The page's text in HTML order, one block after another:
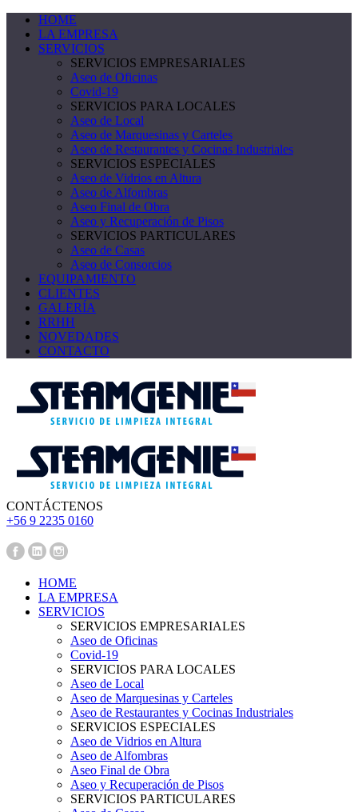
HOME
LA EMPRESA
SERVICIOS
SERVICIOS EMPRESARIALES
Aseo de Oficinas
Covid-19
SERVICIOS PARA LOCALES
Aseo de Local
Aseo de Marquesinas y Carteles
Aseo de Restaurantes y Cocinas Industriales
SERVICIOS ESPECIALES
Aseo de Vidrios en Altura
Aseo de Alfombras
Aseo Final de Obra
Aseo y Recuperación de Pisos
SERVICIOS PARTICULARES
Aseo de Casas
Aseo de Consorcios
EQUIPAMIENTO
CLIENTES
GALERÍA
RRHH
NOVEDADES
CONTACTO
CONTÁCTENOS
‪+56 9 2235 0160‬
HOME
LA EMPRESA
SERVICIOS
SERVICIOS EMPRESARIALES
Aseo de Oficinas
Covid-19
SERVICIOS PARA LOCALES
Aseo de Local
Aseo de Marquesinas y Carteles
Aseo de Restaurantes y Cocinas Industriales
SERVICIOS ESPECIALES
Aseo de Vidrios en Altura
Aseo de Alfombras
Aseo Final de Obra
Aseo y Recuperación de Pisos
SERVICIOS PARTICULARES